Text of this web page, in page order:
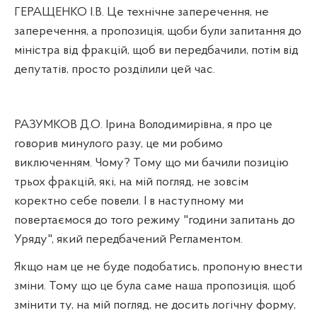
ГЕРАЩЕНКО І.В. Це технічне заперечення, не
заперечення, а пропозиція, щоби були запитання до
міністра від фракцій, щоб ви передбачили, потім від
депутатів, просто розділили цей час.
РАЗУМКОВ Д.О. Ірина Володимирівна, я про це
говорив минулого разу, це ми робимо
виключенням. Чому? Тому що ми бачили позицію
трьох фракцій, які, на мій погляд, не зовсім
коректно себе повели. І в наступному ми
повертаємося до того режиму "години запитань до
Уряду", який передбачений Регламентом.
Якщо нам це не буде подобатись, пропоную внести
зміни. Тому що це була саме наша пропозиція, щоб
змінити ту, на мій погляд, не досить логічну форму,